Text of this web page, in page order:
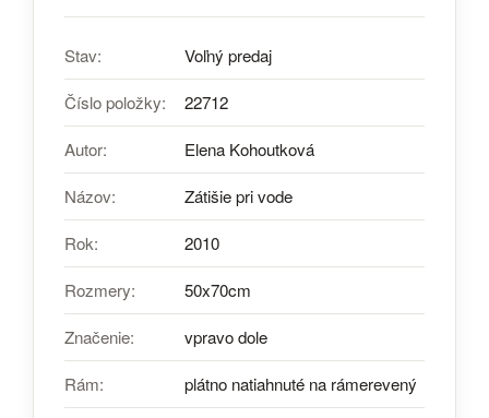
Stav: Voľný predaj
Číslo položky: 22712
Autor: Elena Kohoutková
Názov: Zátišie pri vode
Rok: 2010
Rozmery: 50x70cm
Značenie: vpravo dole
Rám: plátno natiahnuté na rámerevený